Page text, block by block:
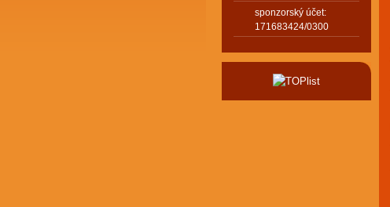
sponzorský účet:
171683424/0300